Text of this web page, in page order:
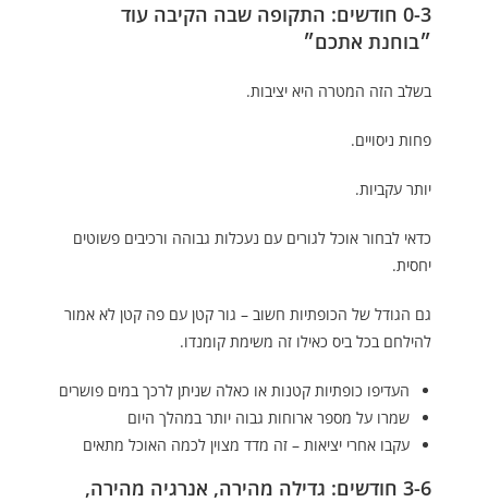
0-3 חודשים: התקופה שבה הקיבה עוד
״בוחנת אתכם״
בשלב הזה המטרה היא יציבות.
פחות ניסויים.
יותר עקביות.
כדאי לבחור אוכל לגורים עם נעכלות גבוהה ורכיבים פשוטים
יחסית.
גם הגודל של הכופתיות חשוב – גור קטן עם פה קטן לא אמור
להילחם בכל ביס כאילו זה משימת קומנדו.
העדיפו כופתיות קטנות או כאלה שניתן לרכך במים פושרים
שמרו על מספר ארוחות גבוה יותר במהלך היום
עקבו אחרי יציאות – זה מדד מצוין לכמה האוכל מתאים
3-6 חודשים: גדילה מהירה, אנרגיה מהירה,